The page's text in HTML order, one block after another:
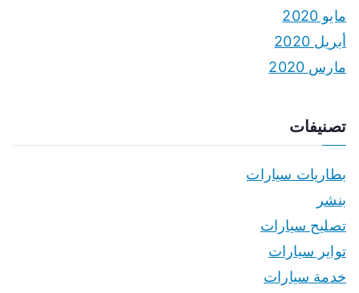
مايو 2020
أبريل 2020
مارس 2020
تصنيفات
بطاريات سيارات
بنشر
تصليح سيارات
تواير سيارات
خدمة سيارات